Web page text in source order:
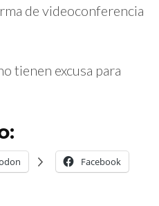
de videoconferencia
tienen excusa para
Facebook